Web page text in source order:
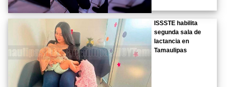
ISSSTE habilita
segunda sala de
lactancia en
Tamaulipas